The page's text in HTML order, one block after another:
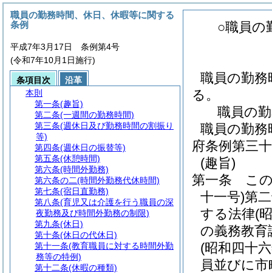
○職員の
職員の勤
る。
職員の
職員の勤務
府条例第三
(趣旨)
第一条
こ
十一号)第
する法律(
の義務教育
(昭和四十
員並びに
職員の勤務時間、休日、休暇等に関する
条例
平成7年3月17日 条例第4号
(令和7年10月1日施行)
条項目次
沿革
本則
第一条(趣旨)
第二条(一週間の勤務時間)
第三条(週休日及び勤務時間の割振り
等)
第四条(週休日の振替等)
第五条(休憩時間)
第六条(時間外勤務)
第六条の二(時間外勤務代休時間)
第七条(宿日直勤務)
第八条(育児又は介護を行う職員の深
夜勤務及び時間外勤務の制限)
第九条(休日)
第十条(休日の代休日)
第十一条(教育職員に対する時間外勤
務等の特例)
第十二条(休暇の種類)